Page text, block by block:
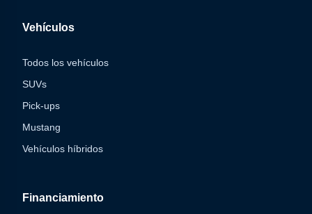
Vehículos
Todos los vehículos
SUVs
Pick-ups
Mustang
Vehículos híbridos
Financiamiento